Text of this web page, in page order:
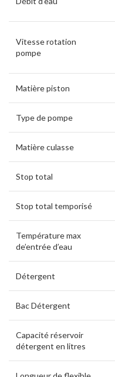
Vitesse rotation
pompe
Matière piston
Type de pompe
Matière culasse
Stop total
Stop total temporisé
Température max
de’entrée d’eau
Détergent
Bac Détergent
Capacité réservoir
détergent en litres